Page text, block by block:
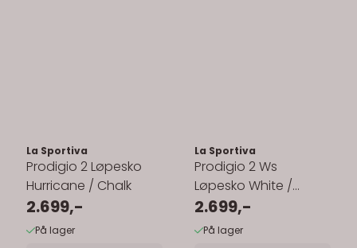
La Sportiva
Prodigio 2 Løpesko
Hurricane / Chalk
2.699,-
På lager
La Sportiva
Prodigio 2 Ws
Løpesko White /
Hibiscus
2.699,-
På lager